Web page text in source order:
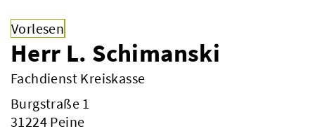
Vorlesen
Herr L. Schimanski
Fachdienst Kreiskasse
Burgstraße 1
31224 Peine